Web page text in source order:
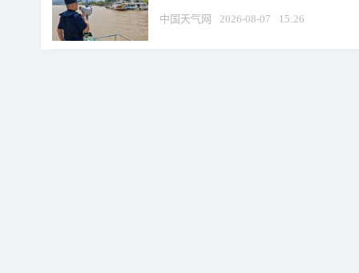
中国天气网 2026-08-07 15:26